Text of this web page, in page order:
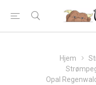
Hjem
Opal